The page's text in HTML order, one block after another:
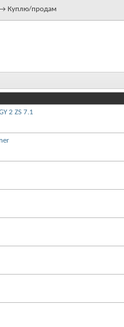
Куплю/продам
2 ZS 7.1